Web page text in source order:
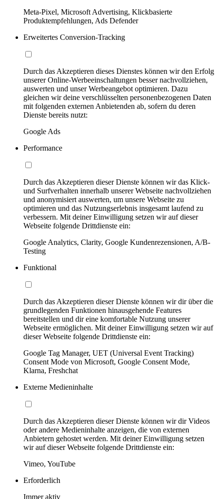
Meta-Pixel, Microsoft Advertising, Klickbasierte
Produktempfehlungen, Ads Defender
Erweitertes Conversion-Tracking
Durch das Akzeptieren dieses Dienstes können wir den Erfolg
unserer Online-Werbeeinschaltungen besser nachvollziehen,
auswerten und unser Werbeangebot optimieren. Dazu
gleichen wir deine verschlüsselten personenbezogenen Daten
mit folgenden externen Anbietenden ab, sofern du deren
Dienste bereits nutzt:
Google Ads
Performance
Durch das Akzeptieren dieser Dienste können wir das Klick-
und Surfverhalten innerhalb unserer Webseite nachvollziehen
und anonymisiert auswerten, um unsere Webseite zu
optimieren und das Nutzungserlebnis insgesamt laufend zu
verbessern. Mit deiner Einwilligung setzen wir auf dieser
Webseite folgende Drittdienste ein:
Google Analytics, Clarity, Google Kundenrezensionen, A/B-
Testing
Funktional
Durch das Akzeptieren dieser Dienste können wir dir über die
grundlegenden Funktionen hinausgehende Features
bereitstellen und dir eine komfortable Nutzung unserer
Webseite ermöglichen. Mit deiner Einwilligung setzen wir auf
dieser Webseite folgende Drittdienste ein:
Google Tag Manager, UET (Universal Event Tracking)
Consent Mode von Microsoft, Google Consent Mode,
Klarna, Freshchat
Externe Medieninhalte
Durch das Akzeptieren dieser Dienste können wir dir Videos
oder andere Medieninhalte anzeigen, die von externen
Anbietern gehostet werden. Mit deiner Einwilligung setzen
wir auf dieser Webseite folgende Drittdienste ein:
Vimeo, YouTube
Erforderlich
Immer aktiv